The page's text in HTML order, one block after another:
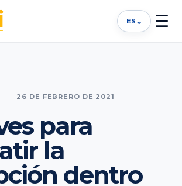
ES ⌄ ☰
26 DE FEBRERO DE 2021
para
la
dentro